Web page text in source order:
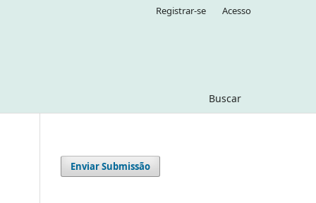
Buscar
Registrar-se Acesso
Enviar Submissão